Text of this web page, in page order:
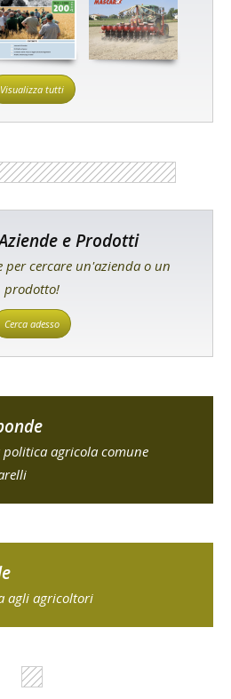
Visualizza tutti
e Prodotti
per cercare un'azienda o un
prodotto!
Cerca adesso
agricola comune
agli agricoltori